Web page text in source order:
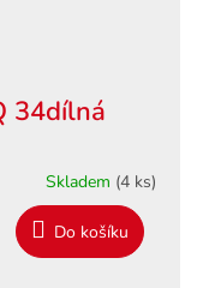
34dílná
Skladem (4 ks)
Do košíku